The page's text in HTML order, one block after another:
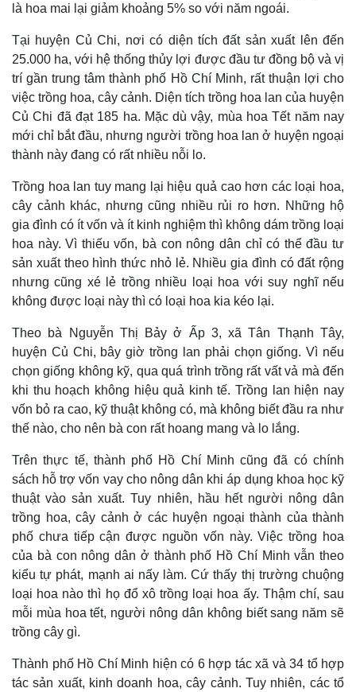
Thế giới
Quan sát
Cuộc sống đó đây
Multimedia
Video
Ảnh
E-Magazine
Infographic
là hoa mai lại giảm khoảng 5% so với năm ngoái.
Tại huyện Củ Chi, nơi có diện tích đất sản xuất lên đến
25.000 ha, với hệ thống thủy lợi được đầu tư đồng bộ và vị
trí gần trung tâm thành phố Hồ Chí Minh, rất thuận lợi cho
việc trồng hoa, cây cảnh. Diện tích trồng hoa lan của huyện
Củ Chi đã đạt 185 ha. Mặc dù vậy, mùa hoa Tết năm nay
mới chỉ bắt đầu, nhưng người trồng hoa lan ở huyện ngoại
thành này đang có rất nhiều nỗi lo.
Trồng hoa lan tuy mang lại hiệu quả cao hơn các loại hoa,
cây cảnh khác, nhưng cũng nhiều rủi ro hơn. Những hộ
gia đình có ít vốn và ít kinh nghiệm thì không dám trồng loại
hoa này. Vì thiếu vốn, bà con nông dân chỉ có thể đầu tư
sản xuất theo hình thức nhỏ lẻ. Nhiều gia đình có đất rộng
nhưng cũng xé lẻ trồng nhiều loại hoa với suy nghĩ nếu
không được loại này thì có loại hoa kia kéo lại.
Theo bà Nguyễn Thị Bảy ở Ấp 3, xã Tân Thạnh Tây,
huyện Củ Chi, bây giờ trồng lan phải chọn giống. Vì nếu
chọn giống không kỹ, qua quá trình trồng rất vất vả mà đến
khi thu hoạch không hiệu quả kinh tế. Trồng lan hiện nay
vốn bỏ ra cao, kỹ thuật không có, mà không biết đầu ra như
thế nào, cho nên bà con rất hoang mang và lo lắng.
Trên thực tế, thành phố Hồ Chí Minh cũng đã có chính
sách hỗ trợ vốn vay cho nông dân khi áp dụng khoa học kỹ
thuật vào sản xuất. Tuy nhiên, hầu hết người nông dân
trồng hoa, cây cảnh ở các huyện ngoại thành của thành
phố chưa tiếp cận được nguồn vốn này. Việc trồng hoa
của bà con nông dân ở thành phố Hồ Chí Minh vẫn theo
kiểu tự phát, mạnh ai nấy làm. Cứ thấy thị trường chuộng
loại hoa nào thì họ đổ xô trồng loại hoa ấy. Thậm chí, sau
mỗi mùa hoa tết, người nông dân không biết sang năm sẽ
trồng cây gì.
Thành phố Hồ Chí Minh hiện có 6 hợp tác xã và 34 tổ hợp
tác sản xuất, kinh doanh hoa, cây cảnh. Tuy nhiên, các tổ